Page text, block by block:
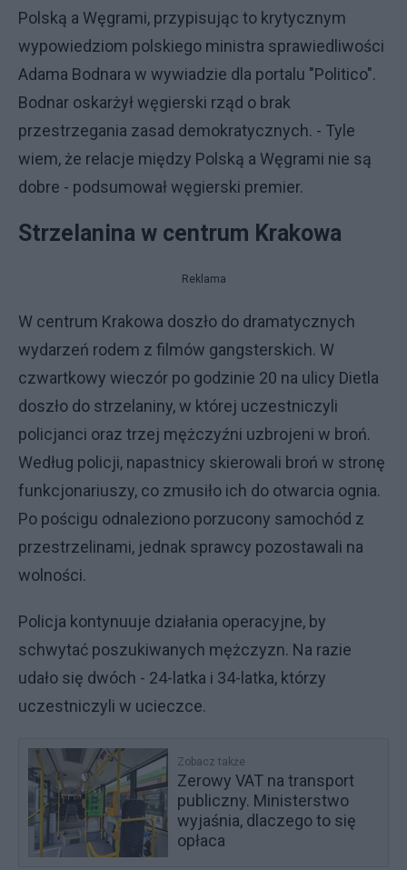
Polską a Węgrami, przypisując to krytycznym
wypowiedziom polskiego ministra sprawiedliwości
Adama Bodnara w wywiadzie dla portalu "Politico".
Bodnar oskarżył węgierski rząd o brak
przestrzegania zasad demokratycznych. - Tyle
wiem, że relacje między Polską a Węgrami nie są
dobre - podsumował węgierski premier.
Strzelanina w centrum Krakowa
Reklama
W centrum Krakowa doszło do dramatycznych
wydarzeń rodem z filmów gangsterskich. W
czwartkowy wieczór po godzinie 20 na ulicy Dietla
doszło do strzelaniny, w której uczestniczyli
policjanci oraz trzej mężczyźni uzbrojeni w broń.
Według policji, napastnicy skierowali broń w stronę
funkcjonariuszy, co zmusiło ich do otwarcia ognia.
Po pościgu odnaleziono porzucony samochód z
przestrzelinami, jednak sprawcy pozostawali na
wolności.
Policja kontynuuje działania operacyjne, by
schwytać poszukiwanych mężczyzn. Na razie
udało się dwóch - 24-latka i 34-latka, którzy
uczestniczyli w ucieczce.
Zobacz także
Zerowy VAT na transport
publiczny. Ministerstwo
wyjaśnia, dlaczego to się
opłaca